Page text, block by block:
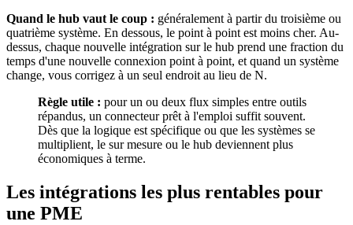
Quand le hub vaut le coup : généralement à partir du troisième ou
quatrième système. En dessous, le point à point est moins cher. Au-
dessus, chaque nouvelle intégration sur le hub prend une fraction du
temps d'une nouvelle connexion point à point, et quand un système
change, vous corrigez à un seul endroit au lieu de N.
Règle utile : pour un ou deux flux simples entre outils
répandus, un connecteur prêt à l'emploi suffit souvent.
Dès que la logique est spécifique ou que les systèmes se
multiplient, le sur mesure ou le hub deviennent plus
économiques à terme.
Les intégrations les plus rentables pour
une PME